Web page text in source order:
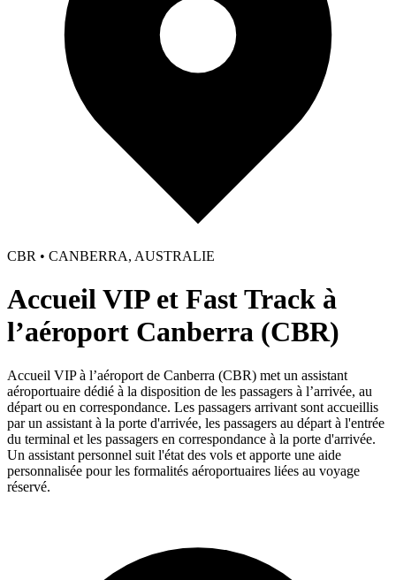
CBR • CANBERRA, AUSTRALIE
Accueil VIP et Fast Track à
l’aéroport Canberra (CBR)
Accueil VIP à l’aéroport de Canberra (CBR) met un assistant
aéroportuaire dédié à la disposition de les passagers à l’arrivée, au
départ ou en correspondance. Les passagers arrivant sont accueillis
par un assistant à la porte d'arrivée, les passagers au départ à l'entrée
du terminal et les passagers en correspondance à la porte d'arrivée.
Un assistant personnel suit l'état des vols et apporte une aide
personnalisée pour les formalités aéroportuaires liées au voyage
réservé.